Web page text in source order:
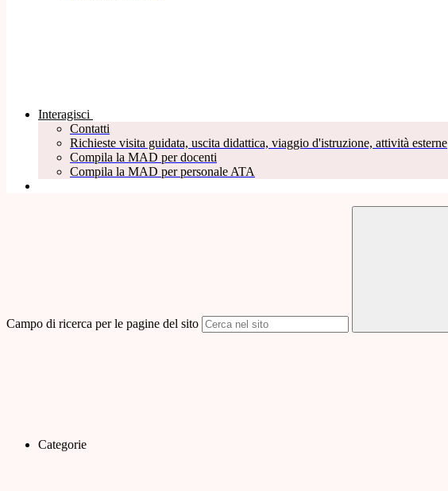
Interagisci
Contatti
Richieste visita guidata, uscita didattica, viaggio d'istruzione, attività esterne
Compila la MAD per docenti
Compila la MAD per personale ATA
Campo di ricerca per le pagine del sito
Categorie